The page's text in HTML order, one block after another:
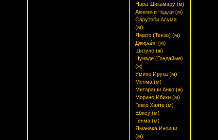
Нара Шикамару (м)
Акимичи Чоджи (м)
Сарутоби Асума
(м)
Ямато (Тензо) (м)
Джирайя (м)
Шизуне (ж)
Цунаде (Гондайме)
(ж)
Умино Ирука (м)
Менма (м)
Митараши Анко (ж)
Морино Ибики (м)
Гекко Хаяте (м)
Ебису (м)
Генма (м)
Яманака Иноичи
(м)